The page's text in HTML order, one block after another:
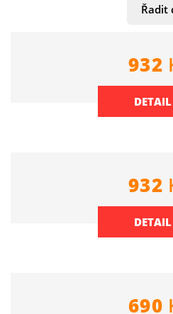
932
DETAIL
932
DETAIL
690